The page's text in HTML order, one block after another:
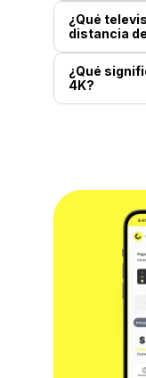
¿Qué
distancia
¿Qué
4K?